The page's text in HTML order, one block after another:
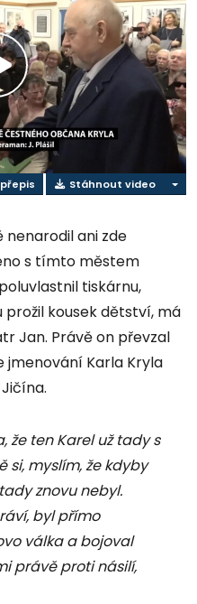
Stáhnout video
nenarodil ani zde
s tímto městem
tiskárnu,
kousek dětství, má
Jan. Právě on převzal
Karla Kryla
že ten Karel už tady s
si, myslím, že kdyby
znovu nebyl.
byl přímo
válka a bojoval
právě proti násilí,